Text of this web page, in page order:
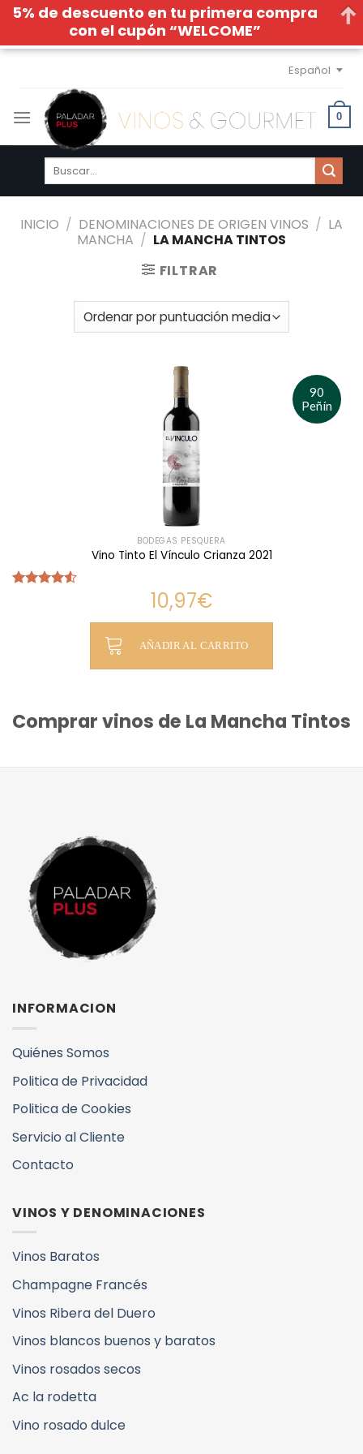
Skip
content
Español
0
Buscar
INICIO / DENOMINACIONES DE ORIGEN VINOS / LA
MANCHA / LA MANCHA TINTOS
FILTRAR
Comprar vinos de La Mancha Tintos
90
Peñín
BODEGAS PESQUERA
Vino Tinto El Vínculo Crianza 2021
10,97€
AÑADIR AL CARRITO
INFORMACION
Quiénes Somos
Politica de Privacidad
Politica de Cookies
Servicio al Cliente
Contacto
VINOS Y DENOMINACIONES
Vinos Baratos
Champagne Francés
Vinos Ribera del Duero
Vinos blancos buenos y baratos
Vinos rosados secos
Ac la rodetta
Vino rosado dulce
5% de descuento en tu primera compra
con el cupón “WELCOME”